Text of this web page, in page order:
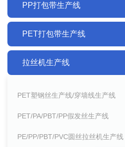
PP打包带生产线
PET打包带生产线
拉丝机生产线
PET塑钢丝生产线/穿墙线生产线
PET/PA/PBT/PP假发丝生产线
PE/PP/PBT/PVC圆丝拉丝机生产线